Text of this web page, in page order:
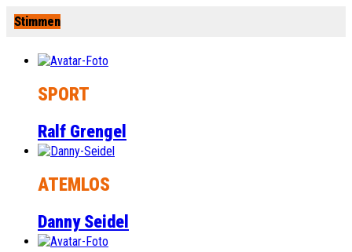
Stimmen
SPORT
Ralf Grengel
ATEMLOS
Danny Seidel